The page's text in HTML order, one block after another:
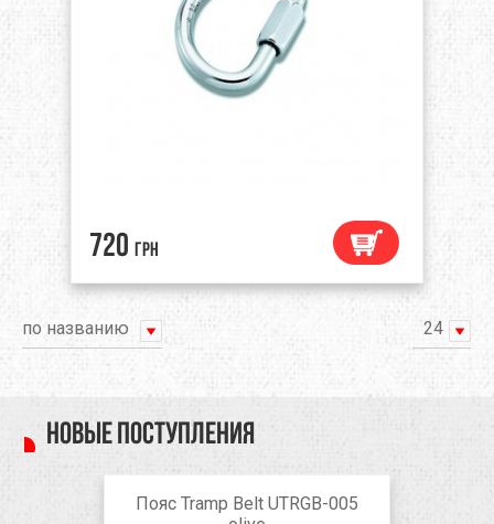
720 грн
по названию 24
Новые поступления
Пояс Tramp Belt UTRGB-005